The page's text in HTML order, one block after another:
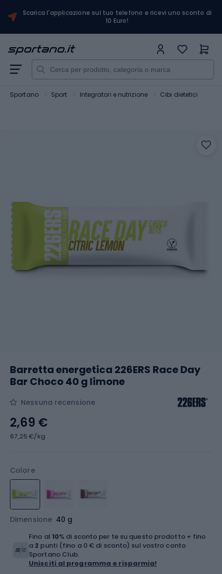
Scarica l'applicazione sul tuo telefono e ricevi uno sconto di
10 Euro!
Sportano Sport Integratori e nutrizione Cibi dietetici
Barretta energetica 226ERS Race Day
Bar Choco 40 g limone
Nessuna recensione
Colore
Dimensione 40 g
2,69 €
67,25 €/kg
Fino al 10% di sconto per te su questo prodotto + fino
a 2 punti (fino a 0 € di sconto) sul vostro conto
Sportano Club.
Unisciti al programma e risparmia!